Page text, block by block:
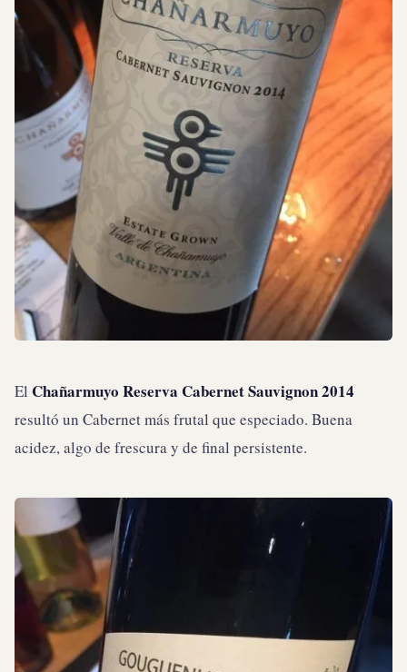
El Chañarmuyo Reserva Cabernet Sauvignon 2014
resultó un Cabernet más frutal que especiado. Buena
acidez, algo de frescura y de final persistente.